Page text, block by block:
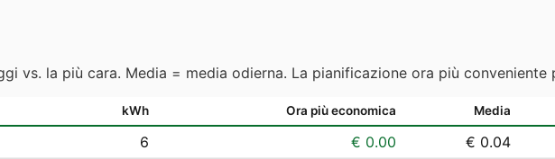
vs. la più cara. Media = media odierna. La pianificazione ora più conveniente
kWh Ora più economica Media
6 € 0.00 € 0.04